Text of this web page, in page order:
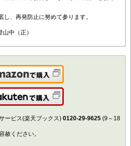
、再発防止に努めて参ります。
中（正）
Amazonで購入
楽天で購入
ービス(楽天ブックス) 0120-29-9625 (9～18
赦ください。